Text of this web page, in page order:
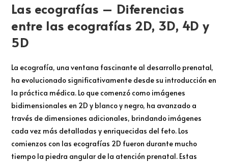
Las ecografías – Diferencias
entre las ecografías 2D, 3D, 4D y
5D
La ecografía, una ventana fascinante al desarrollo prenatal,
ha evolucionado significativamente desde su introducción en
la práctica médica. Lo que comenzó como imágenes
bidimensionales en 2D y blanco y negro, ha avanzado a
través de dimensiones adicionales, brindando imágenes
cada vez más detalladas y enriquecidas del feto. Los
comienzos con las ecografías 2D fueron durante mucho
tiempo la piedra angular de la atención prenatal. Estas